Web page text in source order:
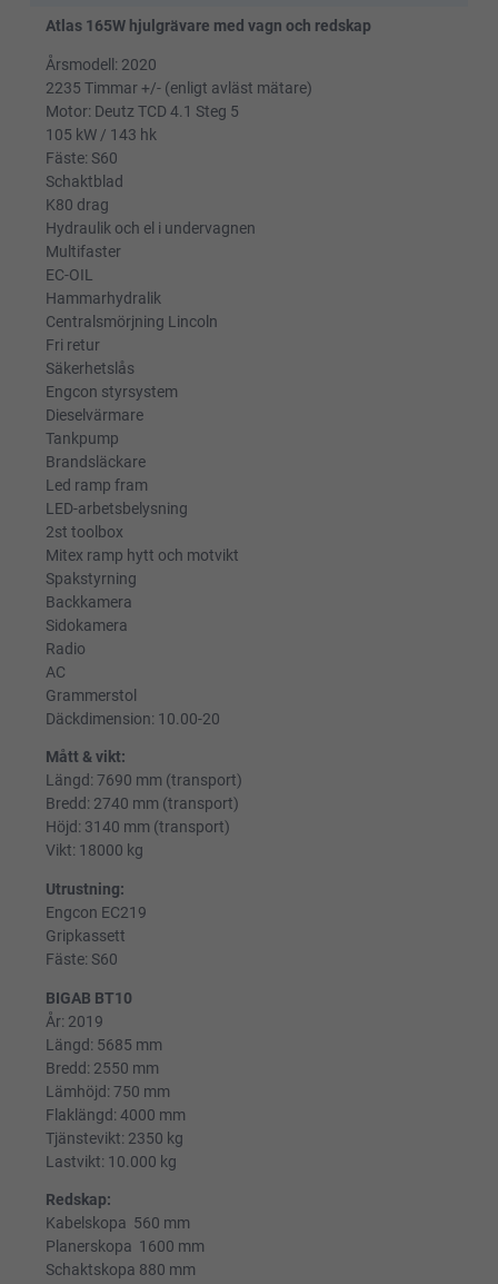
Atlas 165W hjulgrävare med vagn och redskap
Årsmodell: 2020
2235 Timmar +/- (enligt avläst mätare)
Motor: Deutz TCD 4.1 Steg 5
105 kW / 143 hk
Fäste: S60
Schaktblad
K80 drag
Hydraulik och el i undervagnen
Multifaster
EC-OIL
Hammarhydralik
Centralsmörjning Lincoln
Fri retur
Säkerhetslås
Engcon styrsystem
Dieselvärmare
Tankpump
Brandsläckare
Led ramp fram
LED-arbetsbelysning
2st toolbox
Mitex ramp hytt och motvikt
Spakstyrning
Backkamera
Sidokamera
Radio
AC
Grammerstol
Däckdimension: 10.00-20
Mått & vikt:
Längd: 7690 mm (transport)
Bredd: 2740 mm (transport)
Höjd: 3140 mm (transport)
Vikt: 18000 kg
Utrustning:
Engcon EC219
Gripkassett
Fäste: S60
BIGAB BT10
År: 2019
Längd: 5685 mm
Bredd: 2550 mm
Lämhöjd: 750 mm
Flaklängd: 4000 mm
Tjänstevikt: 2350 kg
Lastvikt: 10.000 kg
Redskap:
Kabelskopa 560 mm
Planerskopa 1600 mm
Schaktskopa 880 mm